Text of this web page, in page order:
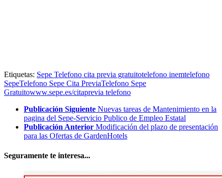
Etiquetas: Sepe Telefono cita previa gratuitotelefono inemtelefono
SepeTelefono Sepe Cita PreviaTelefono Sepe
Gratuitowww.sepe.es/citaprevia telefono
Publicación Siguiente Nuevas tareas de Mantenimiento en la
pagina del Sepe-Servicio Publico de Empleo Estatal
Publicación Anterior Modificación del plazo de presentación
para las Ofertas de GardenHotels
Seguramente te interesa...